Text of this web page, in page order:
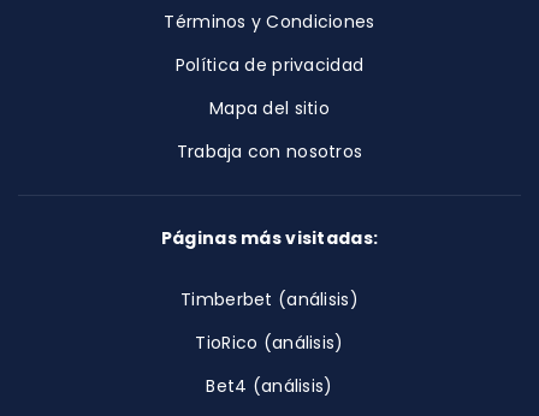
Términos y Condiciones
Política de privacidad
Mapa del sitio
Trabaja con nosotros
Páginas más visitadas:
Timberbet (análisis)
TioRico (análisis)
Bet4 (análisis)